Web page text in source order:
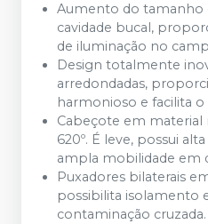
Aumento do tamanho
cavidade bucal,
de iluminação no
Design totalmente
arredondadas,
harmonioso e facilita o
Cabeçote em material
620º. É leve, possui
ampla mobilidade em
Puxadores bilaterais
possibilita isolamento
contaminação cruzada.